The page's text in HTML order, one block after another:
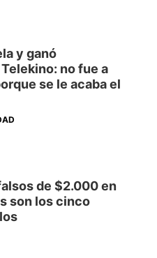
y ganó
no fue a
se le acaba el
de $2.000 en
son los cinco